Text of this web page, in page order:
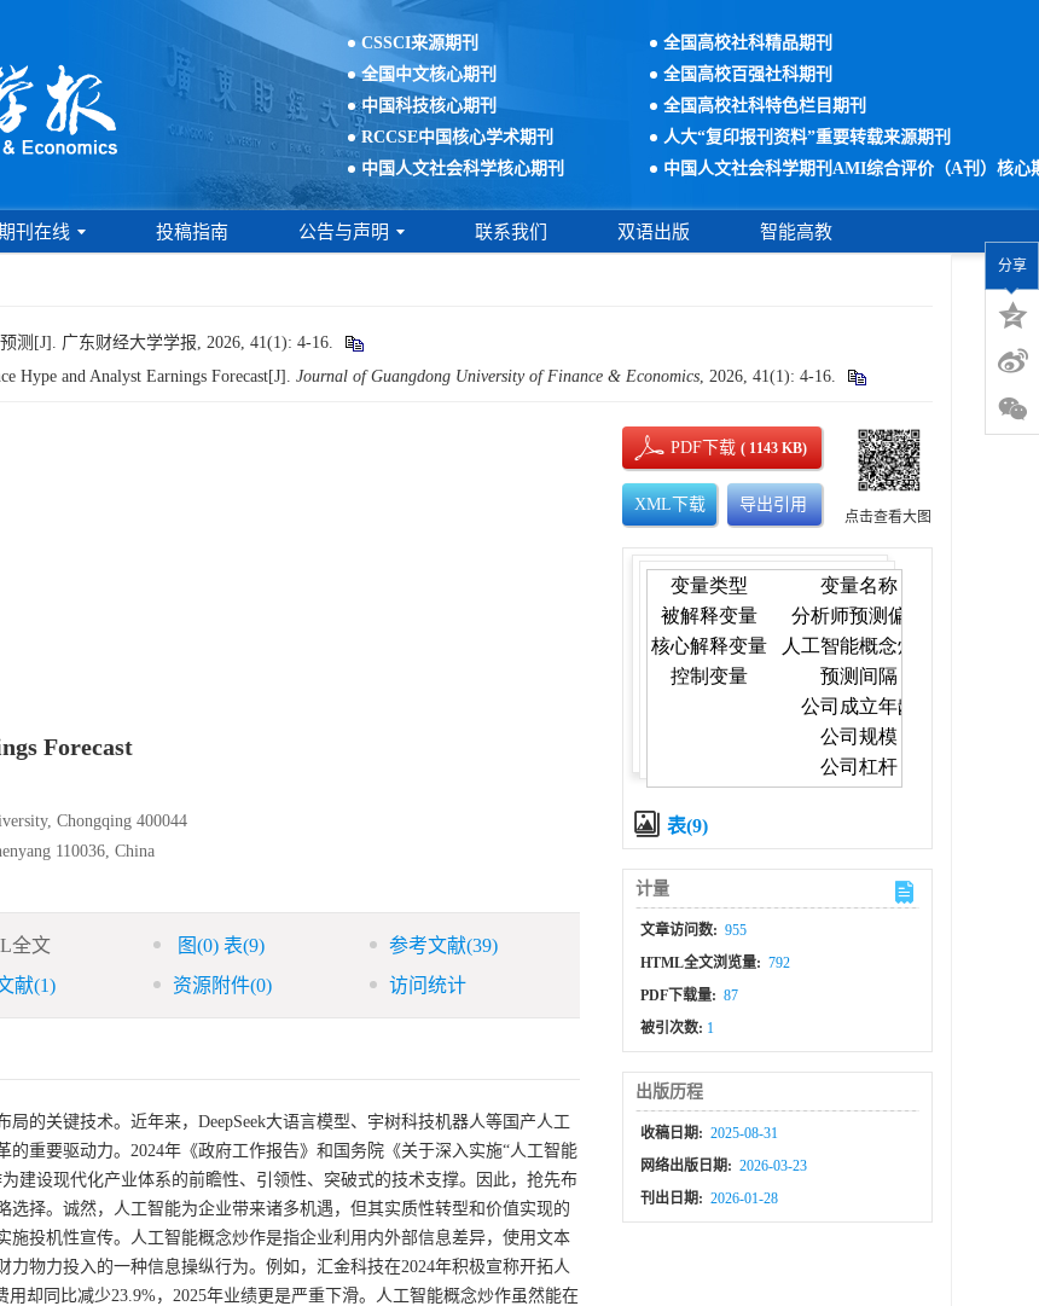
CSSCI来源期刊
全国高校社科精品期刊
全国中文核心期刊
全国高校百强社科期刊
中国科技核心期刊
全国高校社科特色栏目期刊
RCCSE中国核心学术期刊
人大“复印报刊资料”重要转载来源期刊
中国人文社会科学核心期刊
中国人文社会科学期刊AMI综合评价（A刊）核心
刊在线 投稿指南 公告与声明 联系我们 双语出版 智能高教
测[J]. 广东财经大学学报, 2026, 41(1): 4-16.
and Analyst Earnings Forecast[J]. Journal of Guangdong University of Finance & Economics, 2026, 41(1): 4-16.
Forecast
Chongqing 400044
110036, China
全文 图(0) 表(9) 参考文献(39)
献(1) 资源附件(0) 访问统计
的关键技术。近年来，DeepSeek大语言模型、宇树科技机器人等国产人工
重要驱动力。2024年《政府工作报告》和国务院《关于深入实施“人工智能
建设现代化产业体系的前瞻性、引领性、突破式的技术支撑。因此，抢先布
择。诚然，人工智能为企业带来诸多机遇，但其实质性转型和价值实现的
投机性宣传。人工智能概念炒作是指企业利用内外部信息差异，使用文本
物力投入的一种信息操纵行为。例如，汇金科技在2024年积极宣称开拓人
却同比减少23.9%，2025年业绩更是严重下滑。人工智能概念炒作虽然能在
PDF下载( 1143 KB)
XML下载 导出引用
点击查看大图
表(9)
计量
文章访问数: 955
HTML全文浏览量: 792
PDF下载量: 87
被引次数: 1
出版历程
收稿日期: 2025-08-31
网络出版日期: 2026-03-23
刊出日期: 2026-01-28
分享